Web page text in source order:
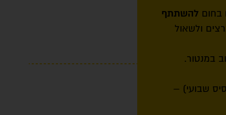
בחום להשתתף
ולשאול
במנטור.
שבועי) –